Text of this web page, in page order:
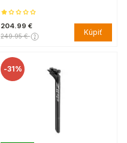
204.99 €
249.95 € Kúpiť
-31%